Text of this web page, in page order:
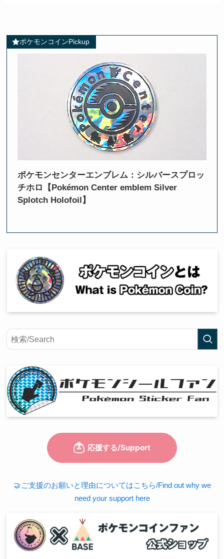
ポケモンコインPickup
ポケモンセンターエンブレム：シルバースプロッ
チホロ【Pokémon Center emblem Silver
Splotch Holofoil】
🤝ご支援のお願いと理由についてはこちら/Find out why we
need your support here